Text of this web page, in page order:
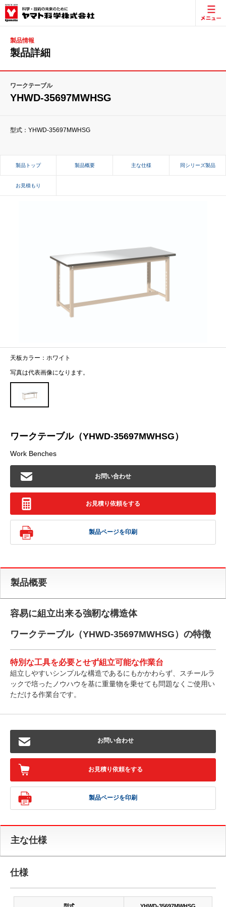
製品情報
製品詳細
ワークテーブル
YHWD-35697MWHSG
型式：YHWD-35697MWHSG
製品トップ 製品概要 主な仕様 同シリーズ製品
お見積もり
天板カラー：ホワイト
写真は代表画像になります。
ワークテーブル（YHWD-35697MWHSG）
Work Benches
お問い合わせ
お見積り依頼をする
製品ページを印刷
製品概要
容易に組立出来る強靭な構造体
ワークテーブル（YHWD-35697MWHSG）の特徴
特別な工具を必要とせず組立可能な作業台
組立しやすいシンプルな構造であるにもかかわらず、スチールラ
ックで培ったノウハウを基に重量物を乗せても問題なくご使用い
ただける作業台です。
お問い合わせ
お見積り依頼をする
製品ページを印刷
主な仕様
仕様
型式 YHWD-35697MWHSG